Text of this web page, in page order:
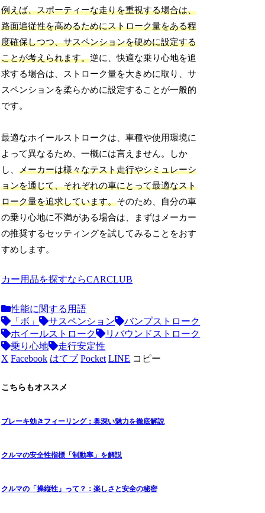
例えば、スポーティーな走りを重視する場合は、
路面追従性を高めるためにストローク量をある程
度確保しつつ、サスペンションを硬めに設定する
ことが考えられます。逆に、快適な乗り心地を追
求する場合は、ストローク量を大きめに取り、サ
スペンションを柔らかめに設定することが一般的
です。
最適なホイールストロークは、車種や使用環境に
よって異なるため、一概には言えません。しか
し、メーカーは様々なテスト走行やシミュレーシ
ョンを通じて、それぞれの車にとって最適なスト
ローク量を追求しています。そのため、自分の車
の乗り心地に不満がある場合は、まずはメーカー
の推奨するセッティングを試してみることをおす
すめします。
カー用品を探すならCARCLUB
性能に関する用語
「ボ」
サスペンション
バンプストローク
ホイールストローク
リバウンドストローク
乗り心地
走行安定性
X Facebook はてブ Pocket LINE コピー
こちらもオススメ
ブレーキ効きフィーリング：奥深い魅力を徹底解説
クルマの安全性指標「制動率」を解説
クルマの「操縦性」って？：楽しさと安全の秘密